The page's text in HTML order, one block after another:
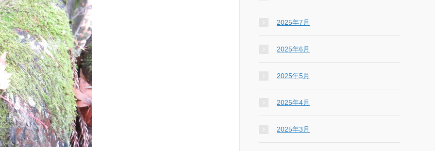
2025年7月
2025年6月
2025年5月
2025年4月
2025年3月